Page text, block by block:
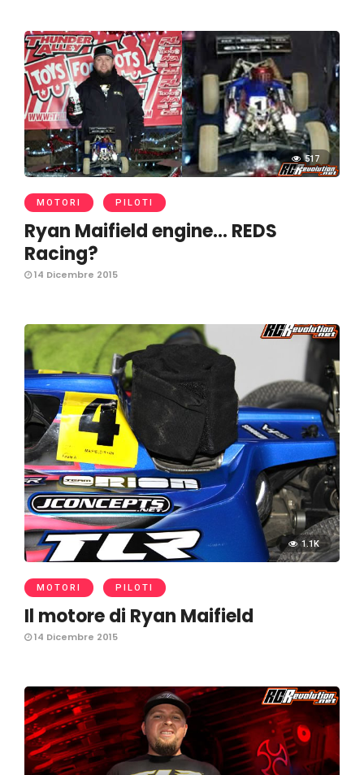
517
MOTORI PILOTI
Ryan Maifield engine… REDS
Racing?
14 Dicembre 2015
1.1K
MOTORI PILOTI
Il motore di Ryan Maifield
14 Dicembre 2015